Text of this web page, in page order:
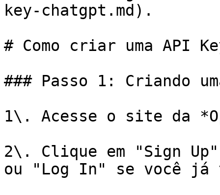
key-chatgpt.md).
# Como criar uma API
### Passo 1: Criando
1\. Acesse o site da
2\. Clique em "Sign
ou "Log In" se você já